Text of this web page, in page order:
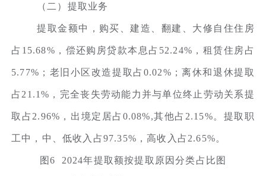
（二）提取业务
提取金额中，购买、建造、翻建、大修自住住房
占15.68%，偿还购房贷款本息占52.24%，租赁住房占
5.77%；老旧小区改造提取占0.02%；离休和退休提取
占21.1%，完全丧失劳动能力并与单位终止劳动关系提
取占2.96%，出境定居占0.08%,其他占2.15%。提取职
工中，中、低收入占97.35%，高收入占2.65%。
图6 2024年提取额按提取原因分类占比图